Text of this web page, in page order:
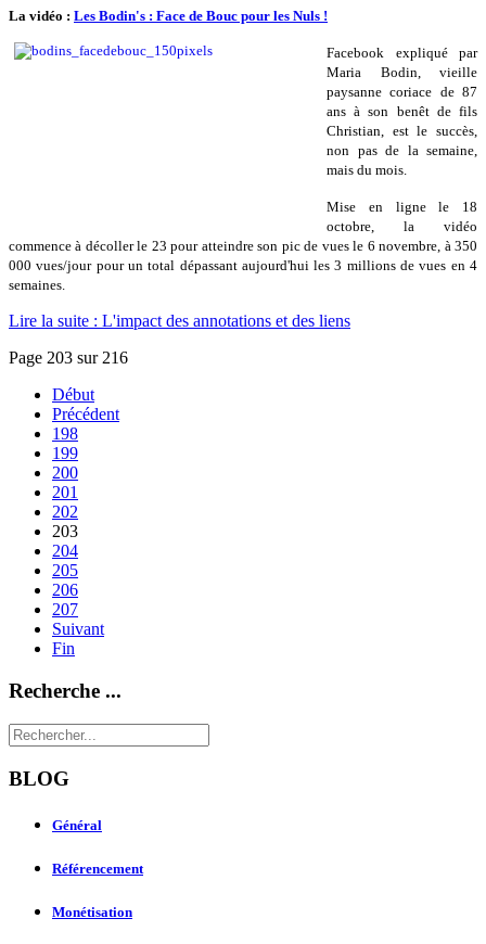
La vidéo : Les Bodin's : Face de Bouc pour les Nuls !
Facebook expliqué par
Maria Bodin, vieille
paysanne coriace de 87
ans à son benêt de fils
Christian, est le succès,
non pas de la semaine,
mais du mois.
Mise en ligne le 18
octobre, la vidéo
commence à décoller le 23 pour atteindre son pic de vues le 6 novembre, à 350
000 vues/jour pour un total dépassant aujourd'hui les 3 millions de vues en 4
semaines.
Lire la suite : L'impact des annotations et des liens
Page 203 sur 216
Début
Précédent
198
199
200
201
202
203
204
205
206
207
Suivant
Fin
Recherche ...
BLOG
Général
Référencement
Monétisation